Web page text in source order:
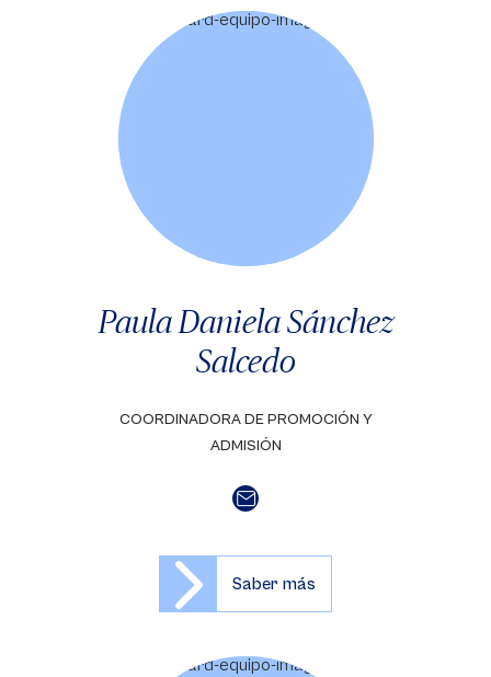
Paula Daniela Sánchez
Salcedo
COORDINADORA DE PROMOCIÓN Y
ADMISIÓN
Saber más